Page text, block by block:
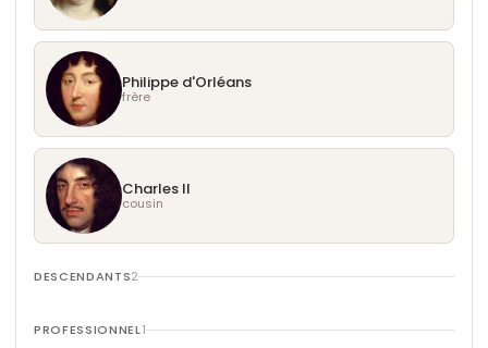
Philippe d'Orléans
frère
Charles II
cousin
DESCENDANTS2
PROFESSIONNEL1